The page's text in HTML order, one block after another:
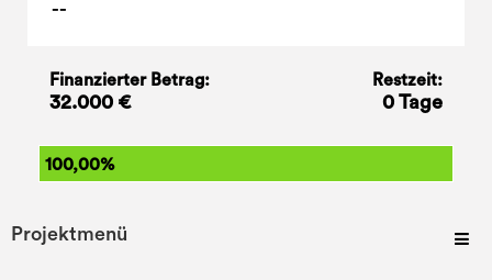
Finanzierter Betrag:
32.000 €
Restzeit:
0 Tage
100,00%
Projektmenü